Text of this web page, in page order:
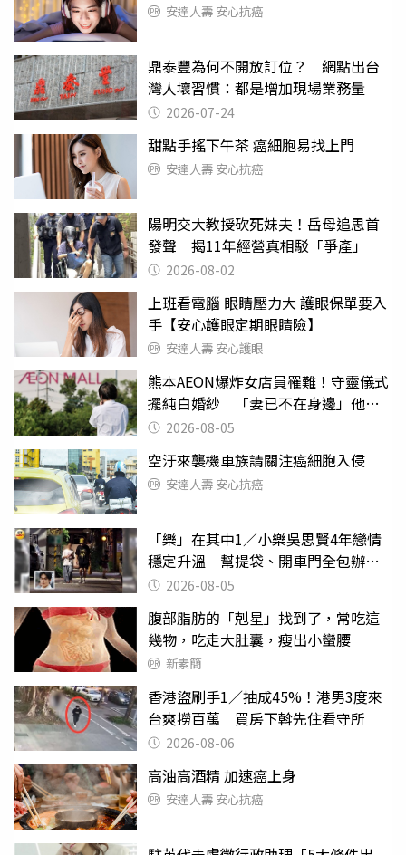
安達人壽 安心抗癌
鼎泰豐為何不開放訂位？ 網點出台
灣人壞習慣：都是增加現場業務量
2026-07-24
甜點手搖下午茶 癌細胞易找上門
安達人壽 安心抗癌
陽明交大教授砍死妹夫！岳母追思首
發聲 揭11年經營真相駁「爭產」
2026-08-02
上班看電腦 眼睛壓力大 護眼保單要入
手【安心護眼定期眼睛險】
安達人壽 安心護眼
熊本AEON爆炸女店員罹難！守靈儀式
擺純白婚紗 「妻已不在身邊」他淚
喊：無法想像
2026-08-05
空汙來襲機車族請關注癌細胞入侵
安達人壽 安心抗癌
「樂」在其中1／小樂吳思賢4年戀情
穩定升溫 幫提袋、開車門全包辦閃
瞎眾人
2026-08-05
腹部脂肪的「剋星」找到了，常吃這
幾物，吃走大肚囊，瘦出小蠻腰
新素簡
香港盜刷手1／抽成45%！港男3度來
台爽撈百萬 買房下斡先住看守所
2026-08-06
高油高酒精 加速癌上身
安達人壽 安心抗癌